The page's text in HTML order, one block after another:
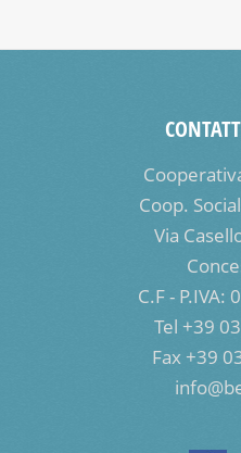
Coop.
Via
C.F - P.IVA:
Tel +39
Fax +39